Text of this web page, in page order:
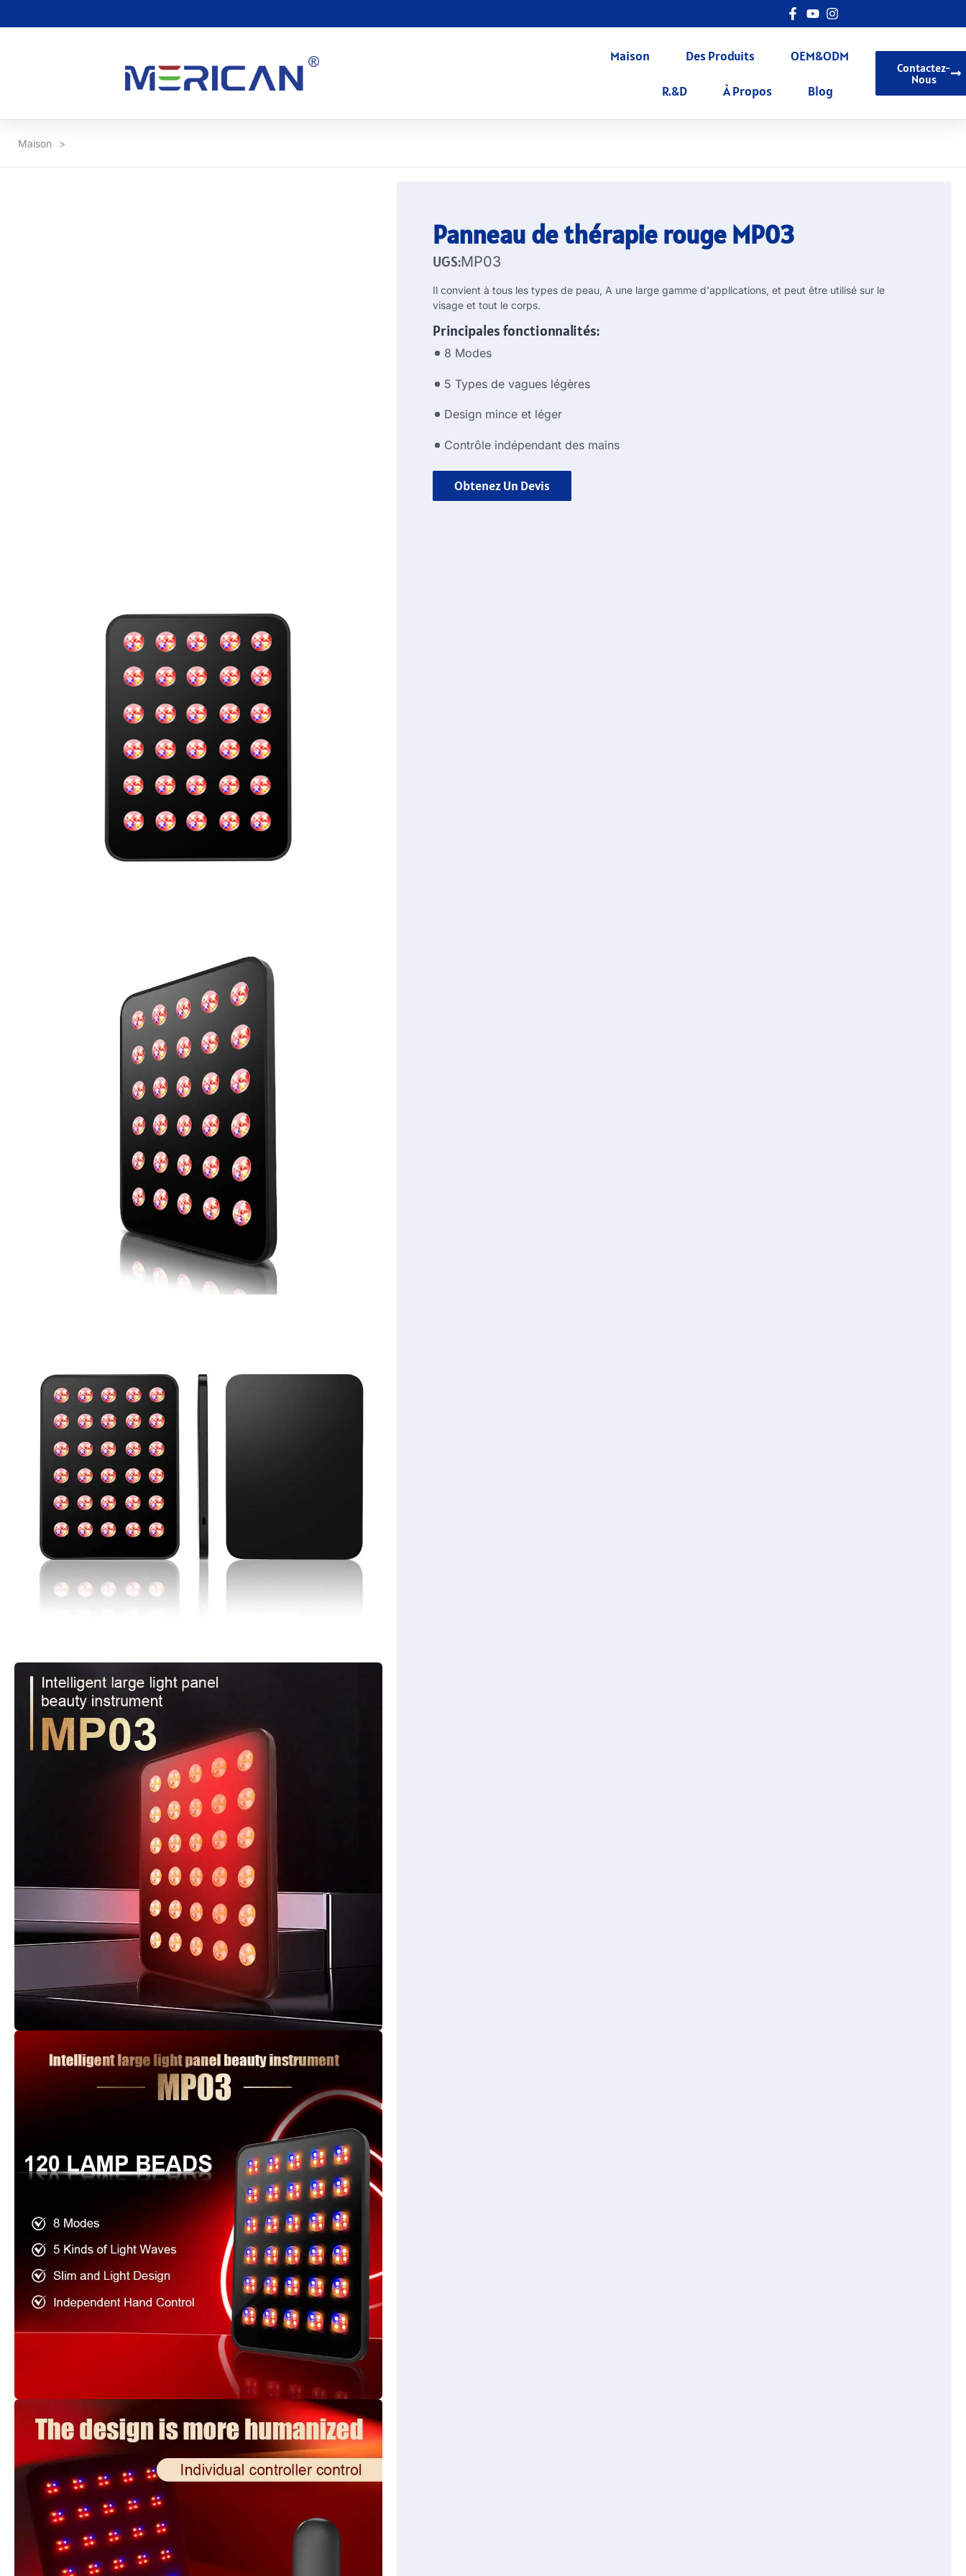
Maison Des Produits OEM&ODM
R.&D À Propos Blog
Contactez-
Nous
Maison >
Panneau de thérapie rouge MP03
UGS:MP03
Il convient à tous les types de peau, A une large gamme d'applications, et peut être utilisé sur le
visage et tout le corps.
Principales fonctionnalités:
8 Modes
5 Types de vagues légères
Design mince et léger
Contrôle indépendant des mains
Obtenez Un Devis